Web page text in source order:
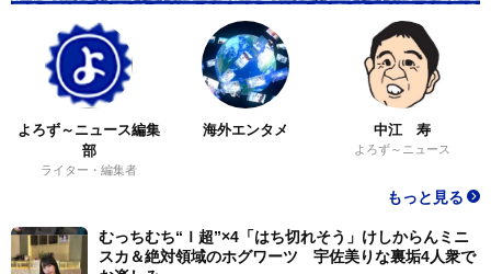
よろず～ニュース編集
部
ライター・編集者
海外エンタメ 中江 寿
よろず～ニュース
もっと見る
むっちむち“Ｉ超”×4「はち切れそう」けしからんミニ
スカ＆絶対領域のホグワーツ 宇佐美りな裏垢4人衆で